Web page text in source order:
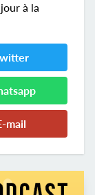
à la
mail